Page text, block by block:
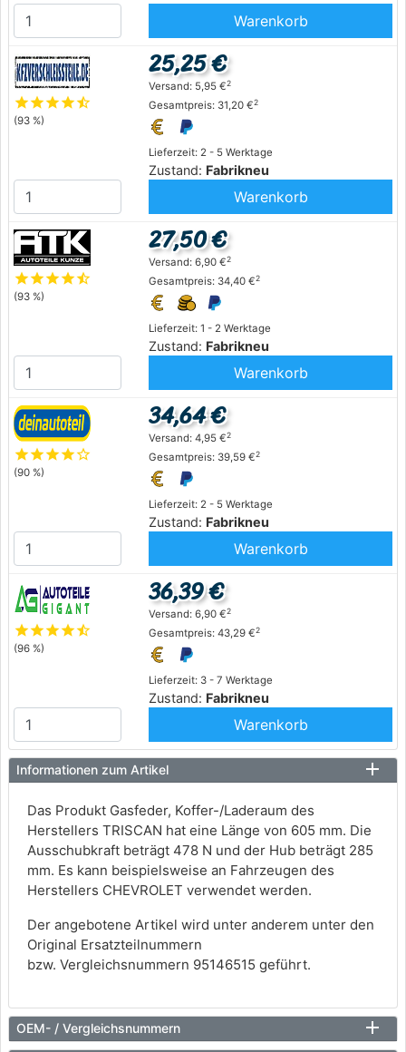
Warenkorb
starstarstarstarstar_half
(93 %)
Lieferzeit: 2 - 5 Werktage
Zustand: Fabrikneu
25,25 €
Versand: 5,95 €2
Gesamtpreis: 31,20 €2
Warenkorb
starstarstarstarstar_half
(93 %)
Lieferzeit: 1 - 2 Werktage
Zustand: Fabrikneu
27,50 €
Versand: 6,90 €2
Gesamtpreis: 34,40 €2
Warenkorb
starstarstarstarstar_outline
(90 %)
Lieferzeit: 2 - 5 Werktage
Zustand: Fabrikneu
34,64 €
Versand: 4,95 €2
Gesamtpreis: 39,59 €2
Warenkorb
starstarstarstarstar_half
(96 %)
Lieferzeit: 3 - 7 Werktage
Zustand: Fabrikneu
36,39 €
Versand: 6,90 €2
Gesamtpreis: 43,29 €2
Warenkorb
Informationen zum Artikel
Das Produkt Gasfeder, Koffer-/Laderaum des
Herstellers TRISCAN hat eine Länge von 605 mm. Die
Ausschubkraft beträgt 478 N und der Hub beträgt 285
mm. Es kann beispielsweise an Fahrzeugen des
Herstellers CHEVROLET verwendet werden.
Der angebotene Artikel wird unter anderem unter den
Original Ersatzteilnummern
bzw. Vergleichsnummern 95146515 geführt.
OEM- / Vergleichsnummern